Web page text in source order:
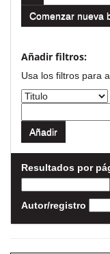
Comenzar nueva
Añadir filtros:
Usa los filtros para
Resultados por
Autor/registro